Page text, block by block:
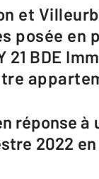
posée en
BDE
réponse à
2022